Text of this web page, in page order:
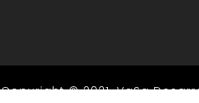
Copyright © 2021.VaSa